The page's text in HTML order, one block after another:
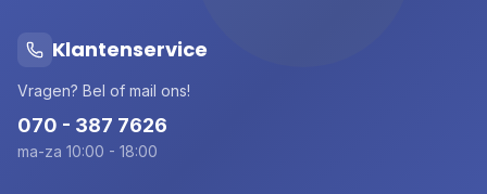
Klantenservice
Vragen? Bel of mail ons!
070 - 387 7626
ma-za 10:00 - 18:00